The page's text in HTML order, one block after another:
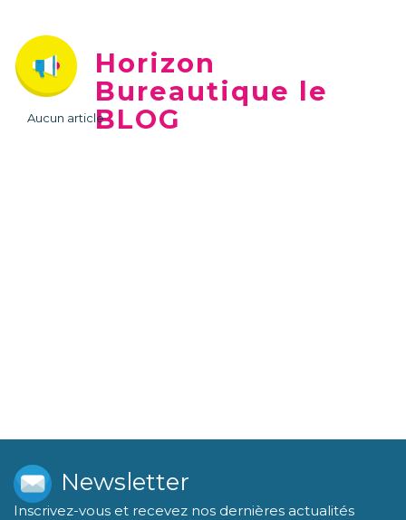
Horizon
Bureautique le
BLOG
Aucun article
Newsletter
Inscrivez-vous et recevez nos dernières actualités